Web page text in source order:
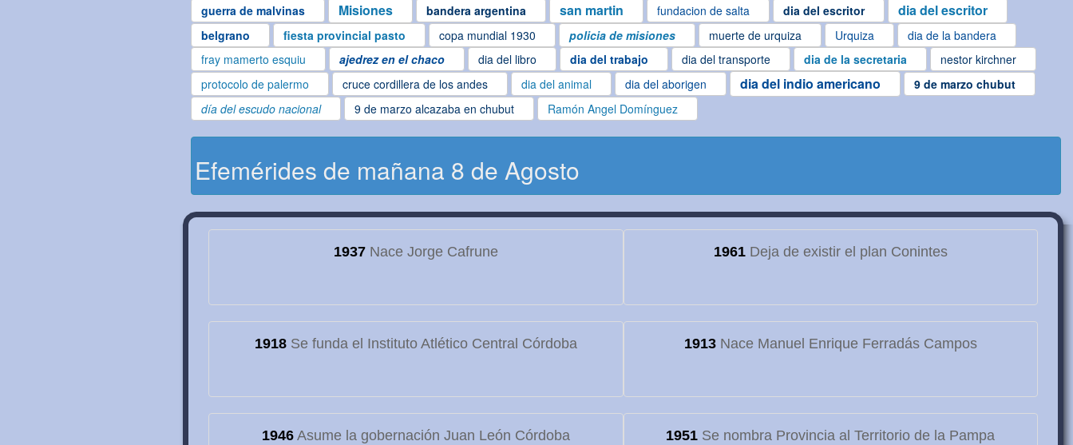
guerra de malvinas Misiones bandera argentina san martin fundacion de salta dia del escritor dia del escritor
belgrano fiesta provincial pasto copa mundial 1930 policia de misiones muerte de urquiza Urquiza
dia de la bandera
fray mamerto esquiu
ajedrez en el chaco dia del libro dia del trabajo dia del transporte dia de la secretaria
nestor kirchner
protocolo de palermo
cruce cordillera de los andes dia del animal dia del aborigen dia del indio americano
9 de marzo chubut
día del escudo nacional
9 de marzo alcazaba en chubut Ramón Angel Domínguez
Efemérides de mañana 8 de Agosto
1937Nace Jorge Cafrune 1961Deja de existir el plan Conintes
1918Se funda el Instituto Atlético Central Córdoba 1913Nace Manuel Enrique Ferradás Campos
1946Asume la gobernación Juan León Córdoba 1951 Se nombra Provincia al Territorio de la Pampa